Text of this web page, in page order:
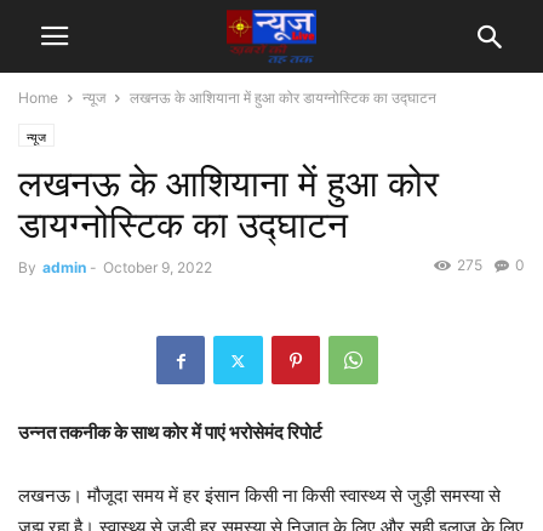
Home न्यूज लखनऊ के आशियाना में हुआ कोर डायग्नोस्टिक का उद्घाटन
न्यूज
लखनऊ के आशियाना में हुआ कोर
डायग्नोस्टिक का उद्घाटन
By admin - October 9, 2022 0
275
उन्नत तकनीक के साथ कोर में पाएं भरोसेमंद रिपोर्ट
लखनऊ। मौजूदा समय में हर इंसान किसी ना किसी स्वास्थ्य से जुड़ी समस्या से